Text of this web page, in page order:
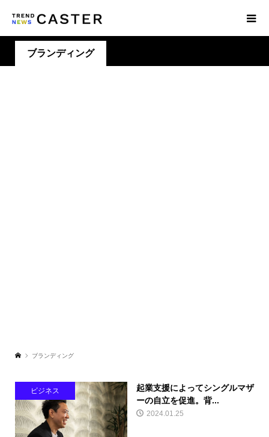
ブランディング
ブランディング
ビジネス
起業支援によってシングルマザ
ーの自立を促進。背...
2024.01.25